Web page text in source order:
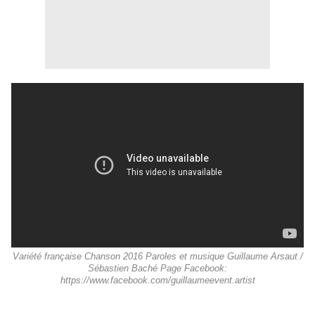
Variété française Chanson 2016 Paroles et musique Guillaume Arsaut /
Sébastien Baché Page Facebook:
https://www.facebook.com/guillaumeevent.artist